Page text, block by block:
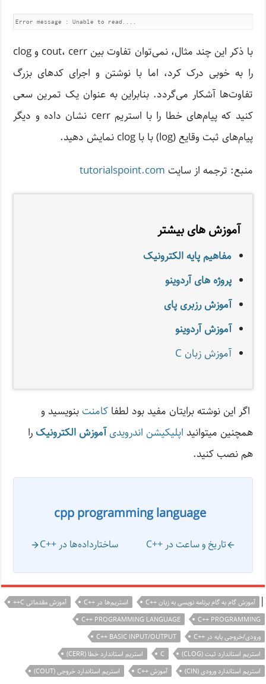
با ذکر این چند مثال، نمی‌توان تفاوت بین cout، cerr و clog
را به خوبی درک کرد، اما با نوشتن و اجرای کدهای بزرگ
تفاوت‌ها آشکار می‌گردد. بنابراین به عنوان یک تمرین سعی
کنید که پیام‌های خطا را با استریم cerr نشان داده و دیگر
پیام‌های ثبت وقایع (log) با با clog نمایش دهید.
منبع: ترجمه از سایت tutorialspoint.com
آموزش های بیشتر
مفاهیم پایه الکترونیک
پروژه های آردوینو
آموزش رزبری پای
آموزش آردوینو
آموزش زبان C
اگر این نوشته‌ برایتان مفید بود لطفاکامنت بنویسید و
همچنین میتوانید اپلیکیشن اندرویدیآموزش الکترونیک را
هم نصب کنید.
cpp programming language
تاریخ و ساعت در ++C ساختارداده‌ها در ++C
| آموزش گام به گام برنامه نویسی به زبان ++C استریم‌ها در ++C
آموزش مقدماتی C++
C++ PROGRAMMING
C++ PROGRAMMING LANGUAGE
ورودی/خروجی پایه در ++C
C++ BASIC INPUT/OUTPUT
استریم استاندارد ثبت (CLOG)
C
استریم استاندارد خطا (CERR)
استریم استاندارد ورودی (CIN)
آموزش ++C استریم استاندارد خروجی (COUT)